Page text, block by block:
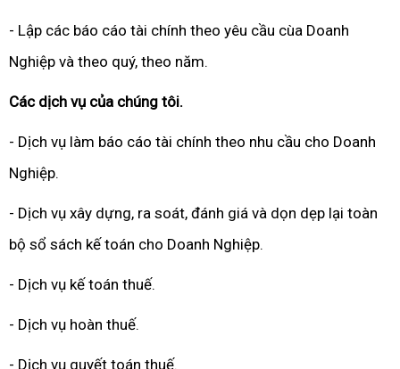
- Lập các báo cáo tài chính theo yêu cầu cùa Doanh
Nghiệp và theo quý, theo năm.
Các dịch vụ của chúng tôi.
- Dịch vụ làm báo cáo tài chính theo nhu cầu cho Doanh
Nghiệp.
- Dịch vụ xây dựng, ra soát, đánh giá và dọn dẹp lại toàn
bộ sổ sách kế toán cho Doanh Nghiệp.
- Dịch vụ kế toán thuế.
- Dịch vụ hoàn thuế.
- Dịch vụ quyết toán thuế.